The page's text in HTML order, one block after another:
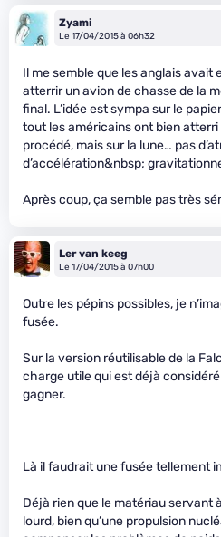
Zyami
Le 17/04/2015 à 06h32
Il me semble que les anglais avait
atterrir un avion de chasse de la
final. L’idée est sympa sur le
tout les américains ont bien
procédé, mais sur la lune… pas
d’accélération&nbsp;
Après coup, ça semble pas très
Ler van keeg
Le 17/04/2015 à 07h00
Outre les pépins possibles, je
fusée.
Sur la version réutilisable de la
charge utile qui est déjà
gagner.
Là il faudrait une fusée tellement
Déjà rien que le matériau servant
lourd, bien qu’une propulsion